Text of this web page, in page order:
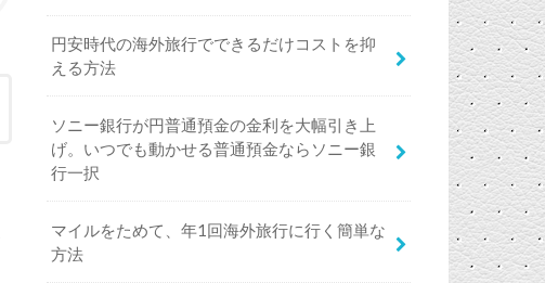
円安時代の海外旅行でできるだけコストを抑
える方法
ソニー銀行が円普通預金の金利を大幅引き上
げ。いつでも動かせる普通預金ならソニー銀
行一択
マイルをためて、年1回海外旅行に行く簡単な
方法